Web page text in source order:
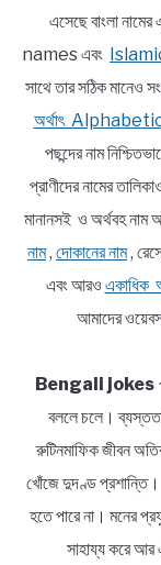
এসেছে বাংলা
names এবং
সাথে তার সঠিক মানেও
অর্থাৎ
পছন্দের নাম
প্রাণীদের নামের
মানানসই ও অর্থবহ নাম
নাম, দোকানের নাম,
এবং আরও একাধিক
আমাদের
Bengali jokes
বললে চলে।
রুটিনমাফিক জীবন
খোঁজে দুদণ্ড
হতে পারে না। মনের
সাহায্য করে আর